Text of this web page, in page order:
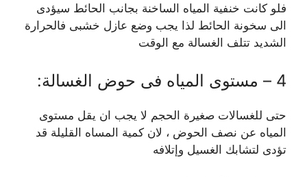
فلو كانت خنفية المياه الساخنة بجانب الحائط سيؤدى
الى سخونة الحائط لذا يجب وضع عازل خشبى فالحرارة
الشديد تتلف الغسالة مع الوقت
4 – مستوى المياه فى حوض الغسالة:
حتى للغسالات صغيرة الحجم لا يجب ان يقل مستوى
المياه عن نصف الحوض ، لان كمية المساه القليلة قد
تؤدى لتشابك الغسيل وإتلافه